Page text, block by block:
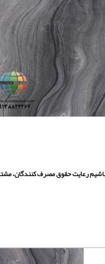
باشیم رعایت حقوق مصرف کنندگان،